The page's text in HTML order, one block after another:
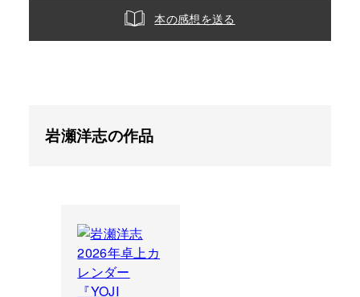
本の感想を送る
岩瀬洋志の作品